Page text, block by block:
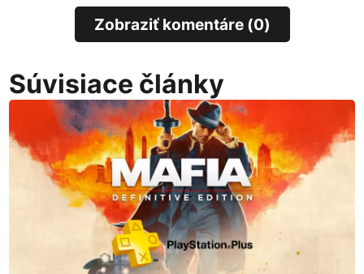
Zobraziť komentáre (0)
Súvisiace články